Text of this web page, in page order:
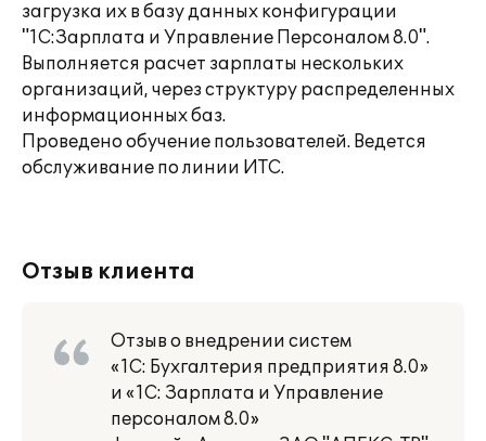
загрузка их в базу данных конфигурации
"1С:Зарплата и Управление Персоналом 8.0".
Выполняется расчет зарплаты нескольких
организаций, через структуру распределенных
информационных баз.
Проведено обучение пользователей. Ведется
обслуживание по линии ИТС.
Отзыв клиента
Отзыв о внедрении систем
«1С: Бухгалтерия предприятия 8.0»
и «1С: Зарплата и Управление
персоналом 8.0»